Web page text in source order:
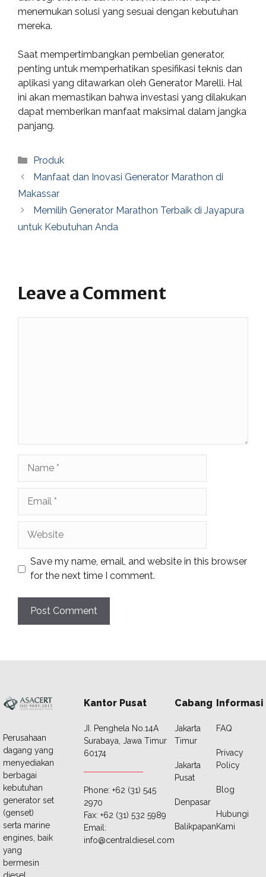
menemukan solusi yang sesuai dengan kebutuhan
mereka.
Saat mempertimbangkan pembelian generator,
penting untuk memperhatikan spesifikasi teknis dan
aplikasi yang ditawarkan oleh Generator Marelli. Hal
ini akan memastikan bahwa investasi yang dilakukan
dapat memberikan manfaat maksimal dalam jangka
panjang.
Categories
Produk
Manfaat dan Inovasi Generator Marathon di
Makassar
Memilih Generator Marathon Terbaik di Jayapura
untuk Kebutuhan Anda
Leave a Comment
Save my name, email, and website in this browser
for the next time I comment.
Perusahaan
dagang yang
menyediakan
berbagai
kebutuhan
generator set
(genset)
serta marine
engines, baik
yang
bermesin
Kantor Pusat
JI. Penghela No.14A
Surabaya, Jawa Timur
60174
Phone: +62 (31) 545
2970
Fax: +62 (31) 532 5989
Email:
info@centraldiesel.com
Cabang
Jakarta
Timur
Jakarta
Pusat
Denpasar
Balikpapan
Informasi
FAQ
Privacy
Policy
Blog
Hubungi
Kami